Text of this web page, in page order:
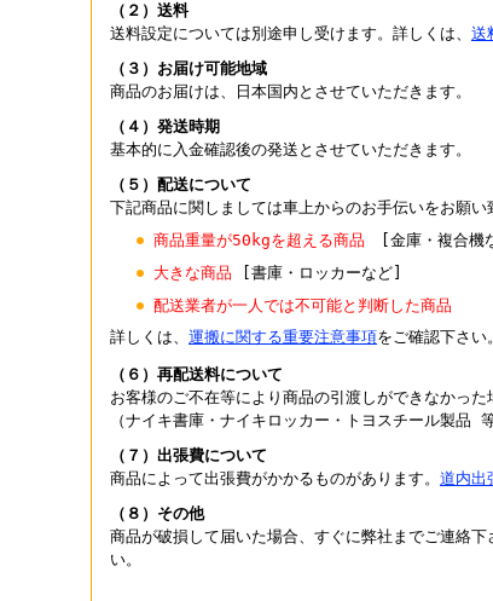
（２）送料
送料設定については別途申し受けます。詳しくは、 送
（３）お届け可能地域
商品のお届けは、日本国内とさせていただきます。
（４）発送時期
基本的に入金確認後の発送とさせていただきます。
（５）配送について
下記商品に関しましては車上からのお手伝いをお願い
商品重量が50kgを超える商品 [金庫・複合機
大きな商品 [書庫・ロッカーなど]
配送業者が一人では不可能と判断した商品
詳しくは、 運搬に関する重要注意事項をご確認下さい。
（６）再配送料について
お客様のご不在等により商品の引渡しができなかった
（ナイキ書庫・ナイキロッカー・トヨスチール製品 等
（７）出張費について
商品によって出張費がかかるものがあります。 道内出
（８）その他
商品が破損して届いた場合、すぐに弊社までご連絡下
い。